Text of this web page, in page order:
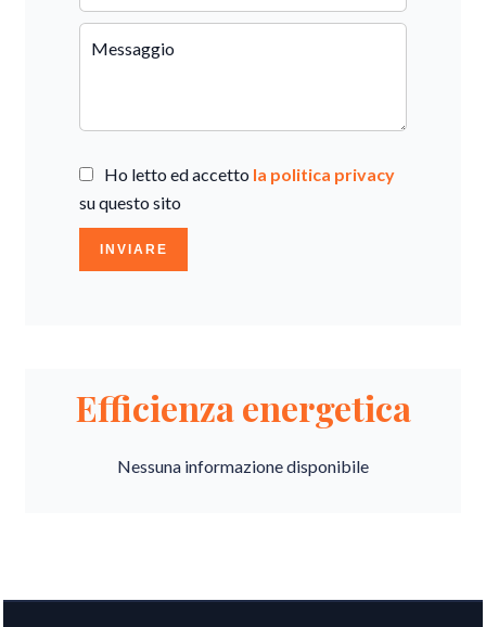
Ho letto ed accetto la politica privacy
su questo sito
INVIARE
Efficienza energetica
Nessuna informazione disponibile